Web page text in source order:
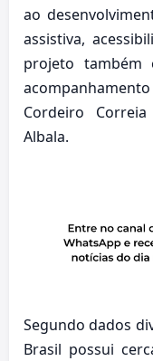
ao
assistiva,
projeto também
Cordeiro
Albala.
Segundo dados
Brasil possui